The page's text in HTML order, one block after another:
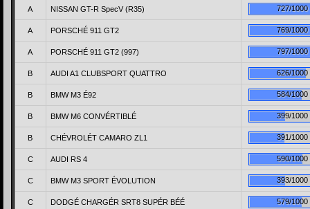
A NISSAN GT-R SpecV (R35) 727/1000
A PORSCHÉ 911 GT2 769/1000
A PORSCHÉ 911 GT2 (997) 797/1000
B AUDI A1 CLUBSPORT QUATTRO 626/1000
B BMW M3 É92 584/1000
B BMW M6 CONVÉRTIBLÉ 399/1000
B CHÉVROLÉT CAMARO ZL1 391/1000
C AUDI RS 4 590/1000
C BMW M3 SPORT ÉVOLUTION 393/1000
C DODGÉ CHARGÉR SRT8 SUPÉR BÉÉ 579/1000